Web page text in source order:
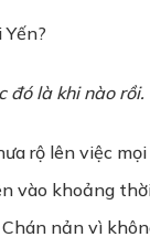
đó là khi nào rồi.
rộ lên việc
vào khoảng
nản vì